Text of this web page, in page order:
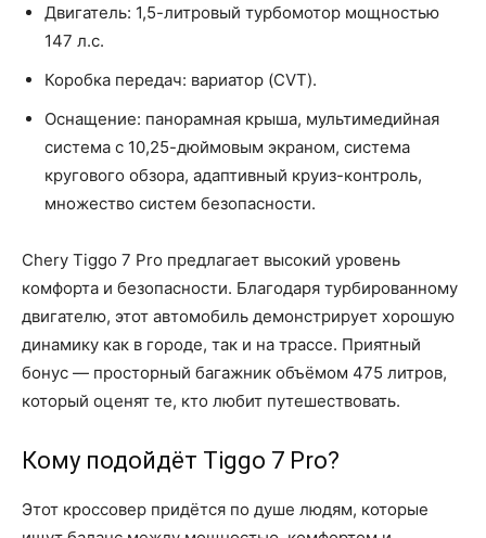
Двигатель: 1,5-литровый турбомотор мощностью
147 л.с.
Коробка передач: вариатор (CVT).
Оснащение: панорамная крыша, мультимедийная
система с 10,25-дюймовым экраном, система
кругового обзора, адаптивный круиз-контроль,
множество систем безопасности.
Chery Tiggo 7 Pro предлагает высокий уровень
комфорта и безопасности. Благодаря турбированному
двигателю, этот автомобиль демонстрирует хорошую
динамику как в городе, так и на трассе. Приятный
бонус — просторный багажник объёмом 475 литров,
который оценят те, кто любит путешествовать.
Кому подойдёт Tiggo 7 Pro?
Этот кроссовер придётся по душе людям, которые